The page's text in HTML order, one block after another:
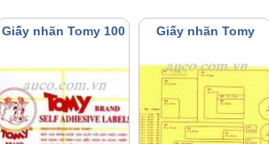
Giấy nhãn Tomy 100 Giấy nhãn Tomy